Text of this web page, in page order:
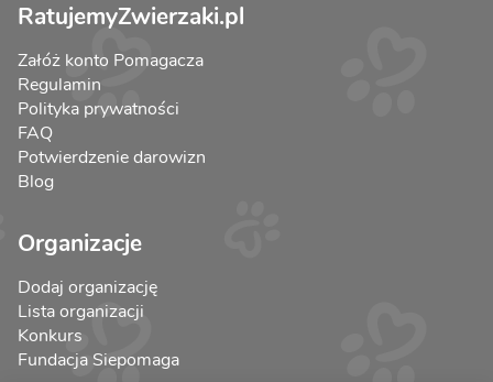
RatujemyZwierzaki.pl
Załóż konto Pomagacza
Regulamin
Polityka prywatności
FAQ
Potwierdzenie darowizn
Blog
Organizacje
Dodaj organizację
Lista organizacji
Konkurs
Fundacja Siepomaga